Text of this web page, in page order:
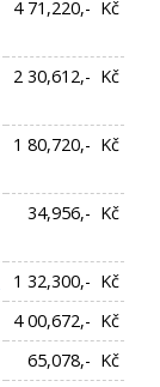
4 71,220,- Kč
2 30,612,- Kč
1 80,720,- Kč
34,956,- Kč
1 32,300,- Kč
4 00,672,- Kč
65,078,- Kč